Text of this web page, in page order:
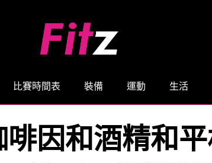
比賽時間表 裝備 運動 生活
因和酒精和